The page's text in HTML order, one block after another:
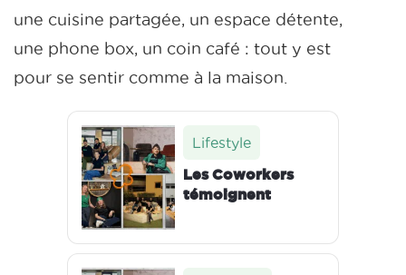
une cuisine partagée, un espace détente,
une phone box, un coin café : tout y est
pour se sentir comme à la maison.
Lifestyle
Les Coworkers
témoignent